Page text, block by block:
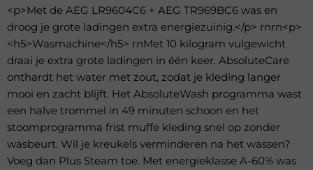
<p>Met de AEG LR9604C6 + AEG TR969BC6 was en
droog je grote ladingen extra energiezuinig.</p> rnrn<p>
<h5>Wasmachine</h5> rnMet 10 kilogram vulgewicht
draai je extra grote ladingen in één keer. AbsoluteCare
onthardt het water met zout, zodat je kleding langer
mooi en zacht blijft. Het AbsoluteWash programma wast
een halve trommel in 49 minuten schoon en het
stoomprogramma frist muffe kleding snel op zonder
wasbeurt. Wil je kreukels verminderen na het wassen?
Voeg dan Plus Steam toe. Met energieklasse A-60% was